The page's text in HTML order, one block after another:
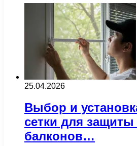
25.04.2026
Выбор и
сетки для защиты
балконов…